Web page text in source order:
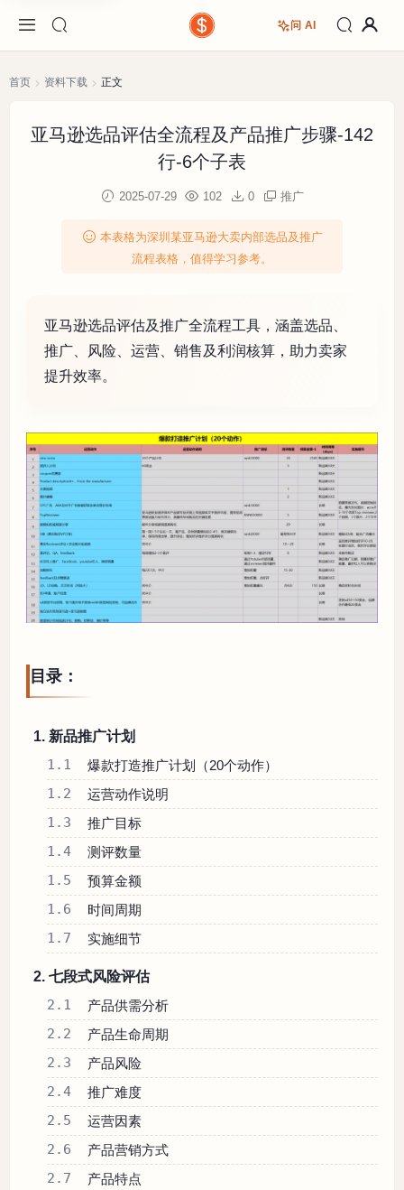
问 AI
首页 资料下载 正文
亚马逊选品评估全流程及产品推广步骤-142
行-6个子表
2025-07-29 102 0 推广
本表格为深圳某亚马逊大卖内部选品及推广
流程表格，值得学习参考。
亚马逊选品评估及推广全流程工具，涵盖选品、
推广、风险、运营、销售及利润核算，助力卖家
提升效率。
目录：
1. 新品推广计划
1.1 爆款打造推广计划（20个动作）
1.2 运营动作说明
1.3 推广目标
1.4 测评数量
1.5 预算金额
1.6 时间周期
1.7 实施细节
2. 七段式风险评估
2.1 产品供需分析
2.2 产品生命周期
2.3 产品风险
2.4 推广难度
2.5 运营因素
2.6 产品营销方式
2.7 产品特点